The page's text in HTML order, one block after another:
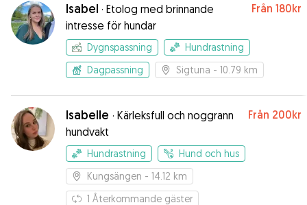
Isabel · Etolog med brinnande
intresse för hundar
Från 180kr
Dygnspassning
Hundrastning
Dagpassning
Sigtuna - 10.79 km
Isabelle · Kärleksfull och noggrann
hundvakt
Från 200kr
Hundrastning
Hund och hus
Kungsängen - 14.12 km
1 Återkommande gäster